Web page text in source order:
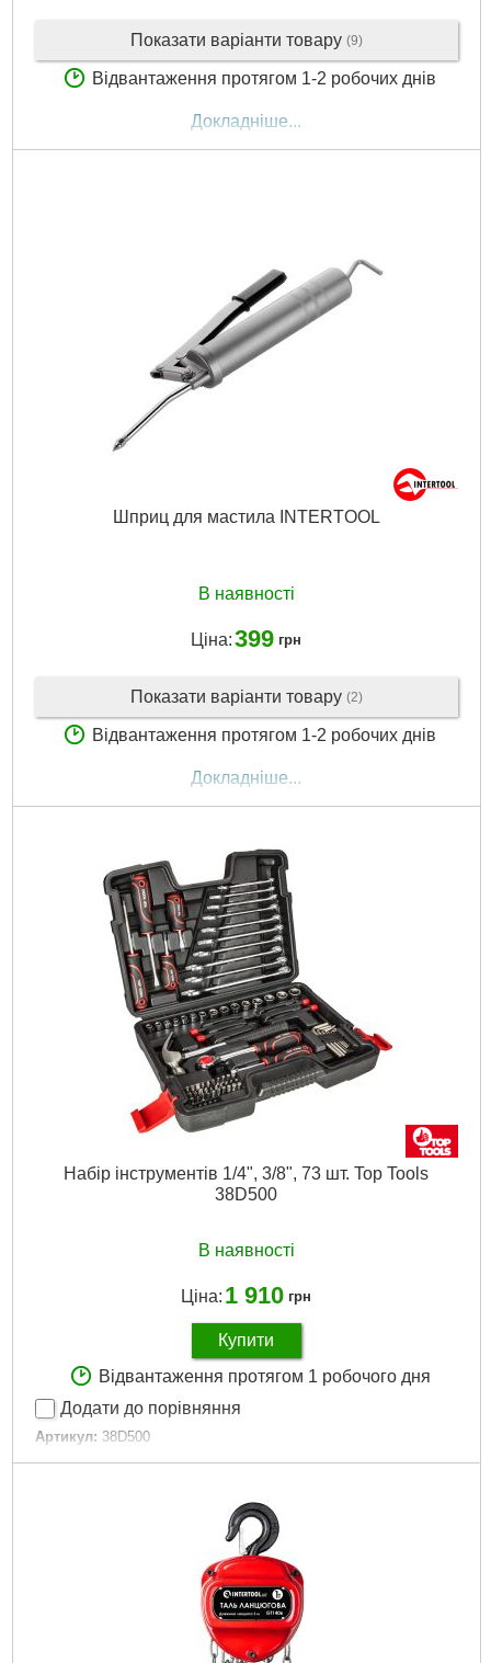
Показати варіанти товару (9)
Відвантаження протягом 1-2 робочих днів
Докладніше...
Шприц для мастила INTERTOOL
В наявності
Ціна:399 грн
Показати варіанти товару (2)
Відвантаження протягом 1-2 робочих днів
Докладніше...
Набір інструментів 1/4", 3/8", 73 шт. Top Tools
38D500
В наявності
Ціна: 1 910 грн
Купити
Відвантаження протягом 1 робочого дня
Додати до порівняння
Артикул: 38D500
Код товару: 17.71.42
вуглецева сталь, пластик
340x260x85 мм
Докладніше...